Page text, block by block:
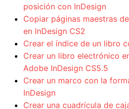
posición con InDesign
Copiar páginas maestras
en InDesign CS2
Crear el índice de un libro
Crear un libro electrónico
Adobe InDesign CS5.5
Crear un marco con la
InDesign
Crear una cuadrícula de